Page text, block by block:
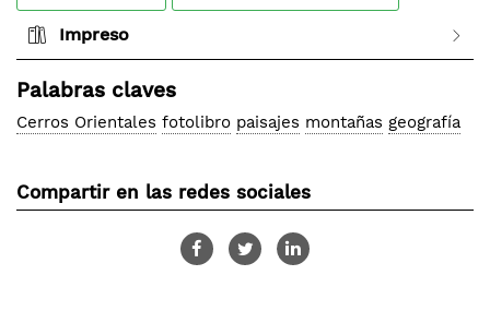
Impreso
Palabras claves
Cerros Orientales fotolibro paisajes montañas geografía
Compartir en las redes sociales